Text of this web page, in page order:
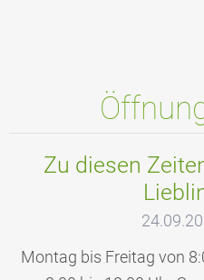
Zu diesen
Montag bis Freitag von